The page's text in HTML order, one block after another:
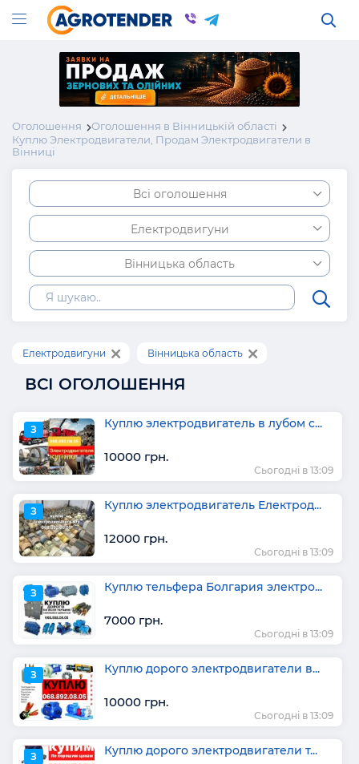
Оголошення
Оголошення в Вінницькій області
Куплю Электродвигатели, Продам Электродвигатели в
Вінниці
Всі оголошення
Електродвигуни
Вінницька область
Електродвигуни Вінницька область
ВСІ ОГОЛОШЕННЯ
З Куплю электродвигатель в лубом с...
10000 грн.
Сьогодні в 13:09
З Куплю электродвигатель Електрод...
12000 грн.
Сьогодні в 13:09
З Куплю тельфера Болгария электро...
7000 грн.
Сьогодні в 13:09
З Куплю дорого электродвигатели в...
10000 грн.
Сьогодні в 13:09
З Куплю дорого электродвигатели т...